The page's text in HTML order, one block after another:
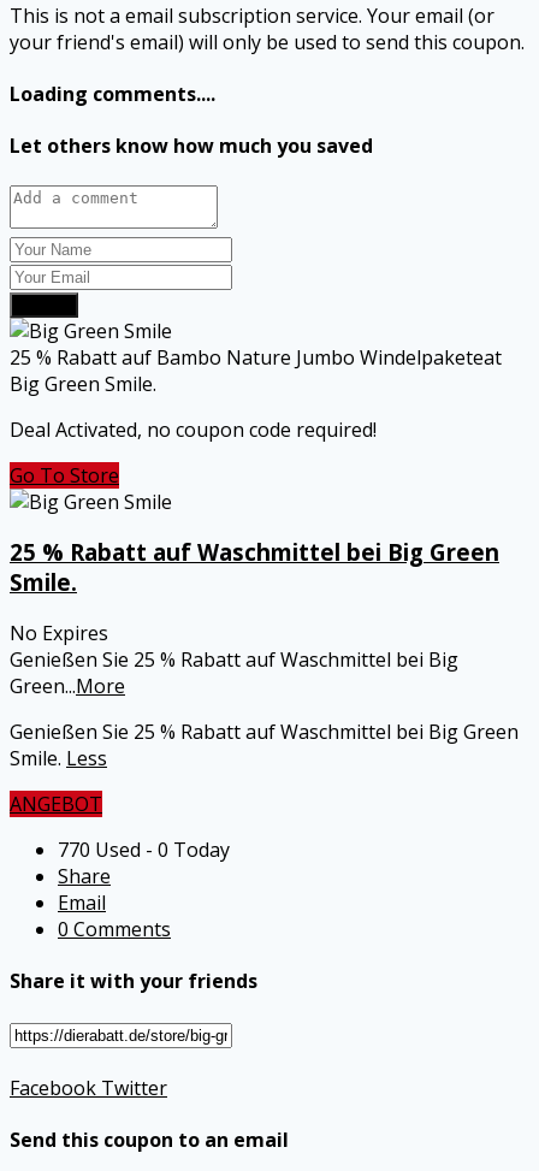
This is not a email subscription service. Your email (or
your friend's email) will only be used to send this coupon.
Loading comments....
Let others know how much you saved
25 % Rabatt auf Bambo Nature Jumbo Windelpaketeat
Big Green Smile.
Deal Activated, no coupon code required!
Go To Store
25 % Rabatt auf Waschmittel bei Big Green
Smile.
No Expires
Genießen Sie 25 % Rabatt auf Waschmittel bei Big
Green...More
Genießen Sie 25 % Rabatt auf Waschmittel bei Big Green
Smile. Less
ANGEBOT
770 Used - 0 Today
Share
Email
0 Comments
Share it with your friends
Facebook Twitter
Send this coupon to an email